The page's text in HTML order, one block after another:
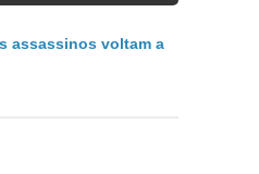
assassinos voltam a